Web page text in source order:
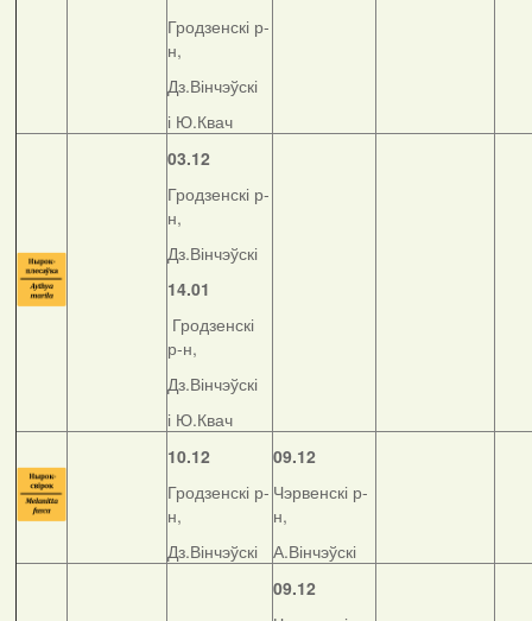
Гродзенскі р-
н,
Дз.Вінчэўскі
і Ю.Квач
03.12
Гродзенскі р-
н,
Дз.Вінчэўскі
14.01
Гродзенскі
р-н,
Дз.Вінчэўскі
і Ю.Квач
10.12
Гродзенскі р-
н,
Дз.Вінчэўскі
09.12
Чэрвенскі р-
н,
А.Вінчэўскі
09.12